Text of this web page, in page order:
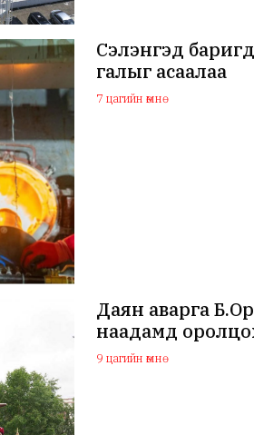
Сэлэнгэд
галыг асаалаа
7 цагийн өмнө
Даян аварга
наадамд
9 цагийн өмнө